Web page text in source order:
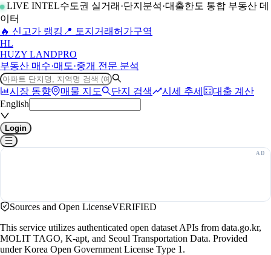
LIVE INTEL수도권 실거래·단지분석·대출한도 통합 부동산 데
이터
🔥 신고가 랭킹 📍 토지거래허가구역
HL
HUZY LANDPRO
부동산 매수·매도·중개 전문 분석
시장 동향 매물 지도 단지 검색 시세 추세
대출 계산
English
Login
Sources and Open LicenseVERIFIED
This service utilizes authenticated open dataset APIs from data.go.kr,
MOLIT TAGO, K-apt, and Seoul Transportation Data. Provided
under Korea Open Government License Type 1.